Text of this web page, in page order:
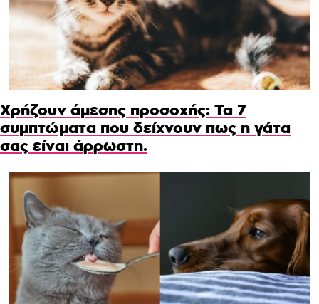
Χρήζουν άμεσης προσοχής: Τα 7
συμπτώματα που δείχνουν πως η γάτα
σας είναι άρρωστη.